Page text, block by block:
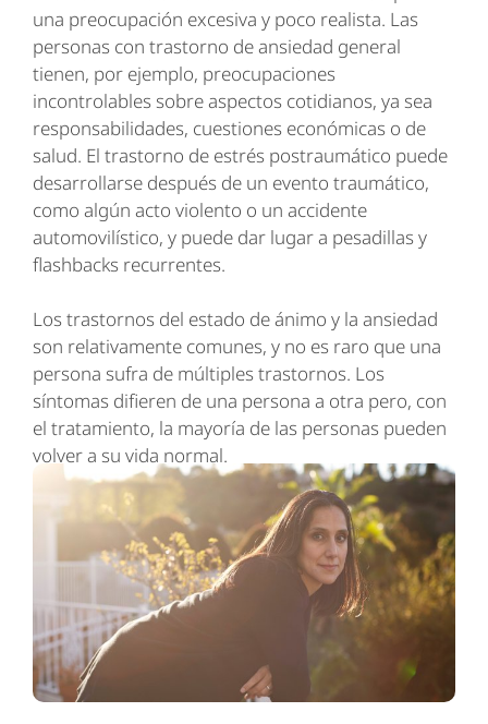
una preocupación excesiva y poco realista. Las
personas con trastorno de ansiedad general
tienen, por ejemplo, preocupaciones
incontrolables sobre aspectos cotidianos, ya sea
responsabilidades, cuestiones económicas o de
salud. El trastorno de estrés postraumático puede
desarrollarse después de un evento traumático,
como algún acto violento o un accidente
automovilístico, y puede dar lugar a pesadillas y
flashbacks recurrentes.
Los trastornos del estado de ánimo y la ansiedad
son relativamente comunes, y no es raro que una
persona sufra de múltiples trastornos. Los
síntomas difieren de una persona a otra pero, con
el tratamiento, la mayoría de las personas pueden
volver a su vida normal.